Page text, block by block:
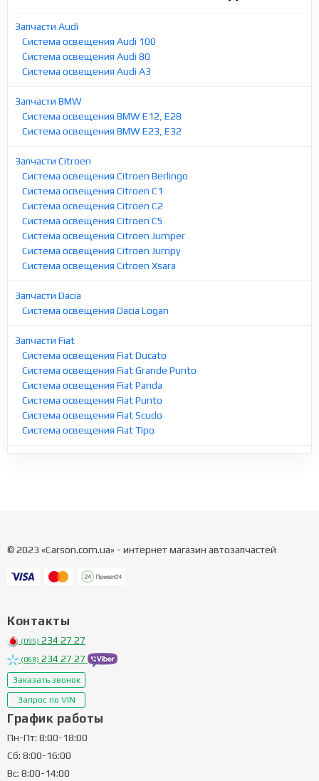
Запчасти Audi
Система освещения Audi 100
Система освещения Audi 80
Система освещения Audi A3
Запчасти BMW
Система освещения BMW E12, E28
Система освещения BMW E23, E32
Запчасти Citroen
Система освещения Citroen Berlingo
Система освещения Citroen C1
Система освещения Citroen C2
Система освещения Citroen C5
Система освещения Citroen Jumper
Система освещения Citroen Jumpy
Система освещения Citroen Xsara
Запчасти Dacia
Система освещения Dacia Logan
Запчасти Fiat
Система освещения Fiat Ducato
Система освещения Fiat Grande Punto
Система освещения Fiat Panda
Система освещения Fiat Punto
Система освещения Fiat Scudo
Система освещения Fiat Tipo
© 2023 «Carson.com.ua» - интернет магазин автозапчастей
Контакты
(095) 234 27 27
(068) 234 27 27
Заказать звонок
Запрос по VIN
График работы
Пн-Пт: 8:00-18:00
Сб: 8:00-16:00
Вс: 8:00-14:00